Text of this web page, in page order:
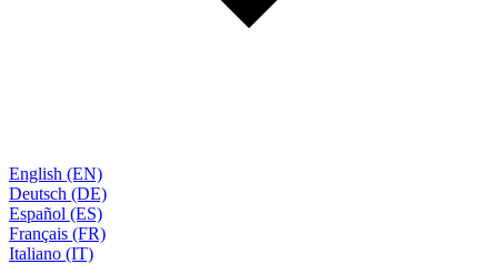
English (EN)
Deutsch (DE)
Español (ES)
Français (FR)
Italiano (IT)